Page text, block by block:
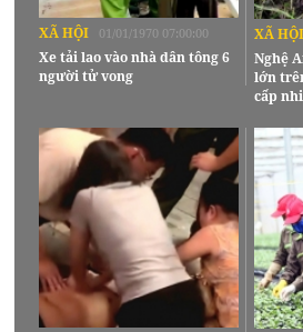
XÃ HỘI 01/01/1970 07:00:00
Xe tải lao vào nhà dân tông 6
người tử vong
XÃ HỘI
Nghệ
lớn
cấp